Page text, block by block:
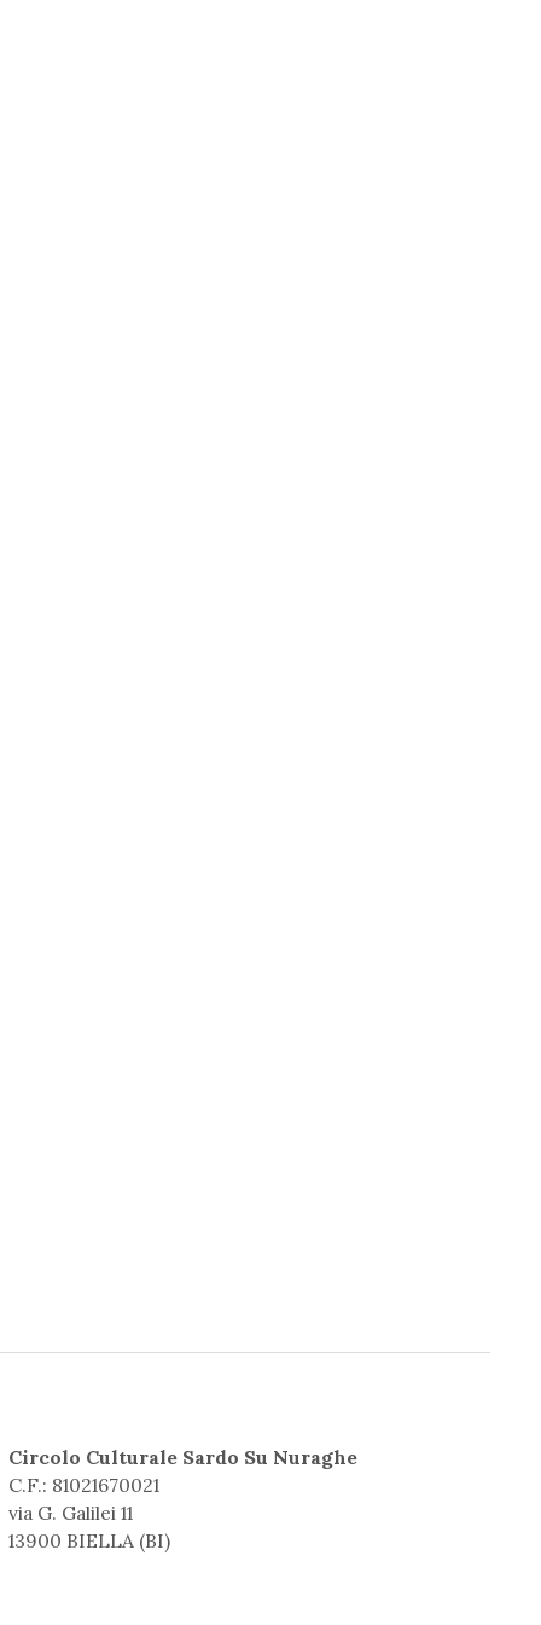
Circolo Culturale Sardo Su Nuraghe
C.F.: 81021670021
via G. Galilei 11
13900 BIELLA (BI)